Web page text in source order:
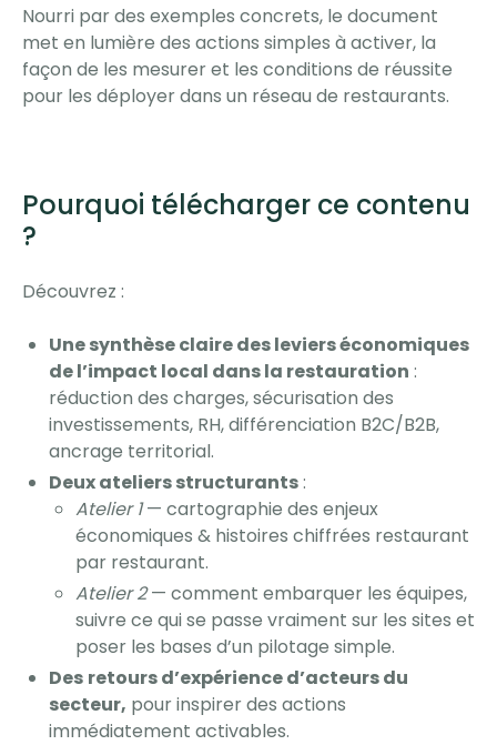
Nourri par des exemples concrets, le document
met en lumière des actions simples à activer, la
façon de les mesurer et les conditions de réussite
pour les déployer dans un réseau de restaurants.
Pourquoi télécharger ce contenu
?
Découvrez :
Une synthèse claire des leviers économiques
de l’impact local dans la restauration :
réduction des charges, sécurisation des
investissements, RH, différenciation B2C/B2B,
ancrage territorial.
Deux ateliers structurants:
Atelier 1— cartographie des enjeux
économiques & histoires chiffrées restaurant
par restaurant.
Atelier 2— comment embarquer les équipes,
suivre ce qui se passe vraiment sur les sites et
poser les bases d’un pilotage simple.
Des retours d’expérience d’acteurs du
secteur, pour inspirer des actions
immédiatement activables.